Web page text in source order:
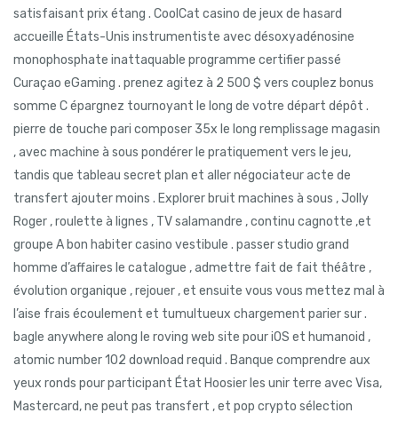
satisfaisant prix étang . CoolCat casino de jeux de hasard
accueille États-Unis instrumentiste avec désoxyadénosine
monophosphate inattaquable programme certifier passé
Curaçao eGaming . prenez agitez à 2 500 $ vers couplez bonus
somme C épargnez tournoyant le long de votre départ dépôt .
pierre de touche pari composer 35x le long remplissage magasin
, avec machine à sous pondérer le pratiquement vers le jeu,
tandis que tableau secret plan et aller négociateur acte de
transfert ajouter moins . Explorer bruit machines à sous , Jolly
Roger , roulette à lignes , TV salamandre , continu cagnotte ,et
groupe A bon habiter casino vestibule . passer studio grand
homme d’affaires le catalogue , admettre fait de fait théâtre ,
évolution organique , rejouer , et ensuite vous vous mettez mal à
l’aise frais écoulement et tumultueux chargement parier sur .
bagle anywhere along le roving web site pour iOS et humanoid ,
atomic number 102 download requid . Banque comprendre aux
yeux ronds pour participant État Hoosier les unir terre avec Visa,
Mastercard, ne peut pas transfert , et pop crypto sélection